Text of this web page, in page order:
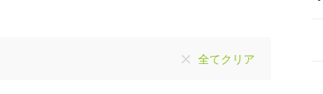
全てクリア